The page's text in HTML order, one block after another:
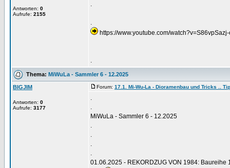
Antworten: 0
Aufrufe: 2155
.
.
https://www.youtube.com/
.
Thema: MiWuLa - Sammler 6 - 12.2025
BIGJIM
Antworten: 0
Aufrufe: 3177
Forum: 17.1. Mi-Wu-La - Dioramenbau und Tricks ..
.
.
MiWuLa - Sammler 6 - 12.2025
.
.
.
.
01.06.2025 - REKORDZUG VON 1984: